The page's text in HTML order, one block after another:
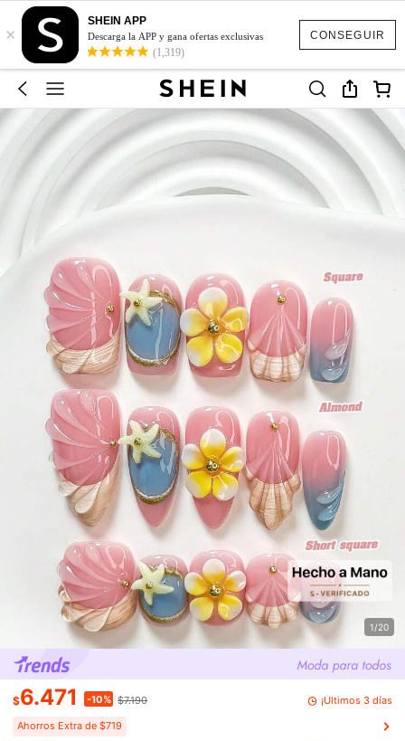
CONSEGUIR
×
SHEIN APP
Descarga la APP y gana ofertas exclusivas
(1,319)
1/20
$6.471 -10% $7.190 ¡Últimos 3 días
Ahorros Extra de $719